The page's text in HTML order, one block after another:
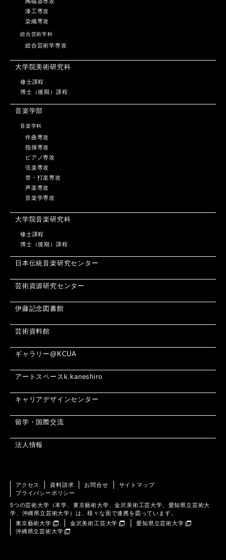
漆工専攻
染織専攻
総合芸術学科
総合芸術学専攻
大学院美術研究科
修士課程
博士（後期）課程
音楽学部
音楽学科
作曲専攻
指揮専攻
ピアノ専攻
弦楽専攻
管・打楽専攻
声楽専攻
音楽学専攻
大学院音楽研究科
修士課程
博士（後期）課程
日本伝統音楽研究センター
芸術資源研究センター
伊藤記念図書館
芸術資料館
ギャラリー@KCUA
アートスペースk.kaneshiro
キャリアデザインセンター
留学・国際交流
法人情報
アクセス 資料請求 お問合せ
サイトマップ
プライバシーポリシー
5つの芸術大学（本学、東京藝術大学、金沢美術工芸大学、愛知県立芸術大
学、沖縄県立芸術大学）は、様々な面で連携を図っています。
東京藝術大学
金沢美術工芸大学
愛知県立芸術大学
沖縄県立芸術大学